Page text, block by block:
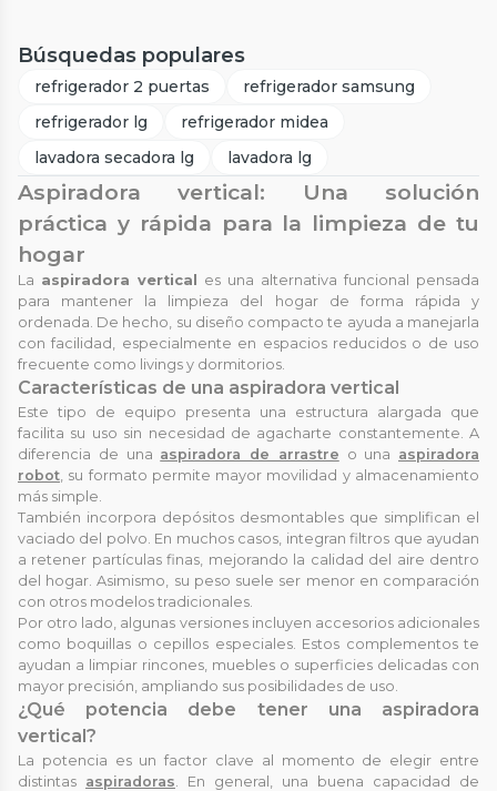
Búsquedas populares
refrigerador 2 puertas
refrigerador samsung
refrigerador lg
refrigerador midea
lavadora secadora lg
lavadora lg
Aspiradora vertical: Una solución
práctica y rápida para la limpieza de tu
hogar
La aspiradora vertical
es una alternativa funcional pensada
para mantener la limpieza del hogar de forma rápida y
ordenada. De hecho, su diseño compacto te ayuda a manejarla
con facilidad, especialmente en espacios reducidos o de uso
frecuente como livings y dormitorios.
Características de una aspiradora vertical
Este tipo de equipo presenta una estructura alargada que
facilita su uso sin necesidad de agacharte constantemente. A
diferencia de una aspiradora de arrastre o una aspiradora
robot , su formato permite mayor movilidad y almacenamiento
más simple.
También incorpora depósitos desmontables que simplifican el
vaciado del polvo. En muchos casos, integran filtros que ayudan
a retener partículas finas, mejorando la calidad del aire dentro
del hogar. Asimismo, su peso suele ser menor en comparación
con otros modelos tradicionales.
Por otro lado, algunas versiones incluyen accesorios adicionales
como boquillas o cepillos especiales. Estos complementos te
ayudan a limpiar rincones, muebles o superficies delicadas con
mayor precisión, ampliando sus posibilidades de uso.
¿Qué potencia debe tener una aspiradora
vertical?
La potencia es un factor clave al momento de elegir entre
distintas aspiradoras . En general, una buena capacidad de